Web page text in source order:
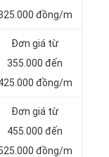
đồng/m
Đơn giá từ
355.000 đến
đồng/m
Đơn giá từ
455.000 đến
đồng/m